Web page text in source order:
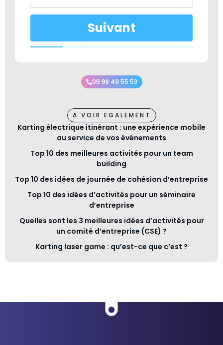
Suivant
06 98 49 55 53
A VOIR EGALEMENT
Karting électrique itinérant : une expérience mobile
au service de vos événements
Top 10 des meilleures activités pour un team
building
Top 10 des idées de journée de cohésion d’entreprise
Top 10 des idées d’activités pour un séminaire
d’entreprise
Quelles sont les 3 meilleures idées d’activités pour
un comité d’entreprise (CSE) ?
Karting laser game : qu’est-ce que c’est ?